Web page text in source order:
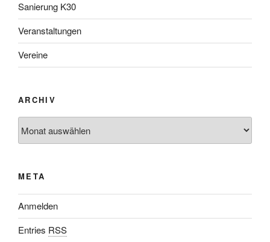
Sanierung K30
Veranstaltungen
Vereine
ARCHIV
META
Anmelden
Entries RSS